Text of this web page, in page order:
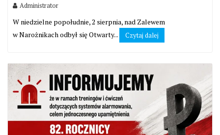
Administrator
W niedzielne popołudnie, 2 sierpnia, nad Zalewem
w Narożnikach odbył się Otwarty...
Czytaj dalej